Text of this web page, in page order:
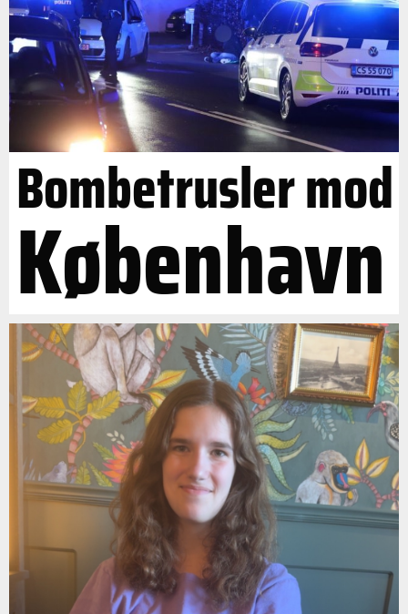
Bombetrusler mod
København